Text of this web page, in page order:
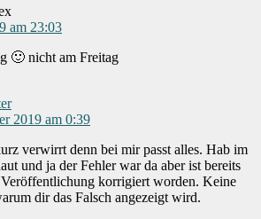
am 23:03
🙂 nicht am Freitag
2019 am 0:39
verwirrt denn bei mir passt alles. Hab im
und ja der Fehler war da aber ist bereits
korrigiert worden. Keine
dir das Falsch angezeigt wird.